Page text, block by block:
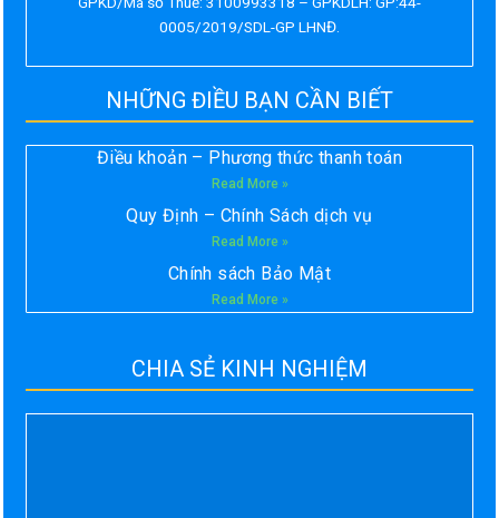
0005/2019/SDL-GP LHNĐ.
NHỮNG ĐIỀU BẠN CẦN BIẾT
Điều khoản – Phương thức thanh toán
Read More »
Quy Định – Chính Sách dịch vụ
Read More »
Chính sách Bảo Mật
Read More »
CHIA SẺ KINH NGHIỆM